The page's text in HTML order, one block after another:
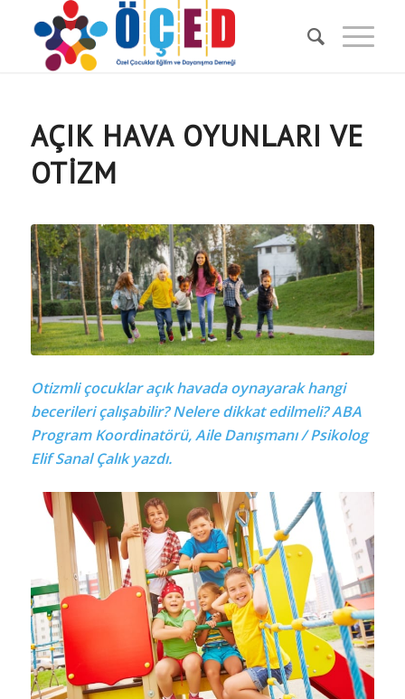
AÇIK HAVA OYUNLARI VE
OTİZM
Otizmli çocuklar açık havada oynayarak hangi
becerileri çalışabilir? Nelere dikkat edilmeli? ABA
Program Koordinatörü, Aile Danışmanı / Psikolog
Elif Sanal Çalık yazdı.